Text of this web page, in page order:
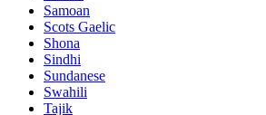
Samoan
Scots Gaelic
Shona
Sindhi
Sundanese
Swahili
Tajik